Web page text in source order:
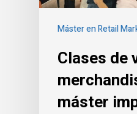
Máster en Retail
Clases de
máster